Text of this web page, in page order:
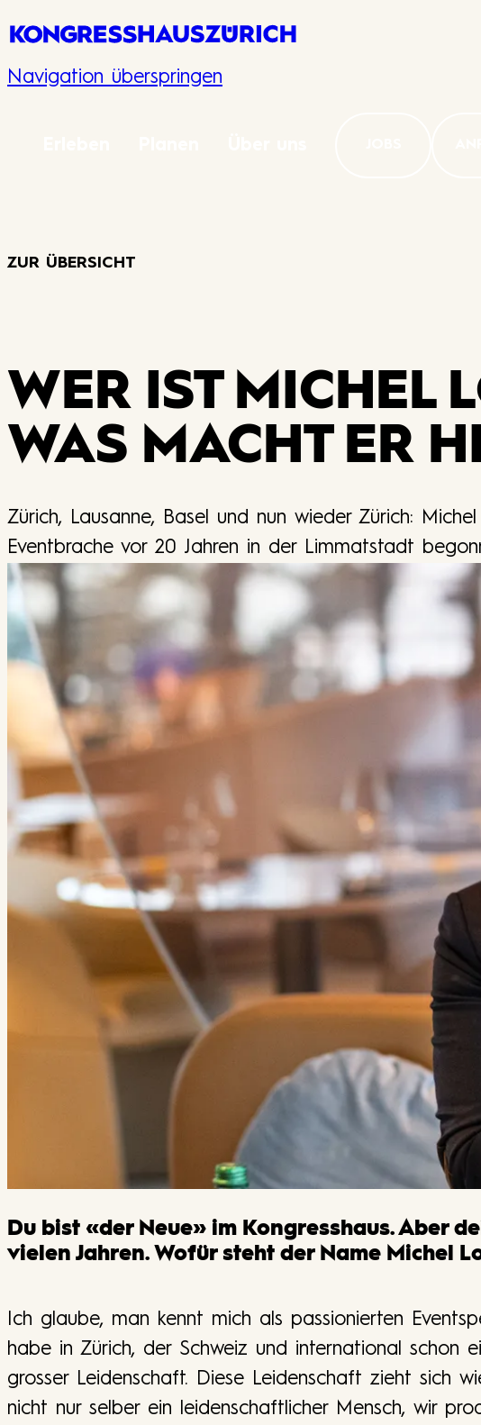
Navigation überspringen
ZUR ÜBERSICHT
WER IST MICHEL
WAS MACHT ER
Zürich, Lausanne, Basel und nun wieder Zürich:
Eventbrache vor 20 Jahren in der Limmatstadt
Du bist «der Neue» im Kongresshaus. Aber
vielen Jahren. Wofür steht der Name Michel
Ich glaube, man kennt mich als passionierten
habe in Zürich, der Schweiz und international schon
grosser Leidenschaft. Diese Leidenschaft zieht sich
nicht nur selber ein leidenschaftlicher Mensch, wir